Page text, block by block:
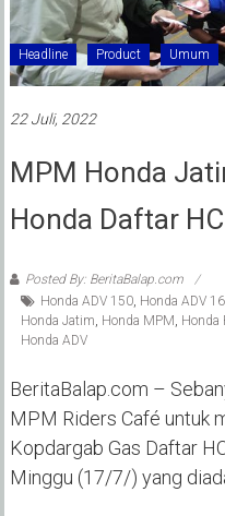
Headline Product Umum
22 Juli, 2022
MPM Honda
Honda Daftar
Posted By: BeritaBalap.com
Honda ADV 150, Honda ADV
Honda Jatim, Honda MPM, Honda
Honda ADV
BeritaBalap.com –
MPM Riders Café untuk
Kopdargab Gas Daftar
Minggu (17/7/) yang